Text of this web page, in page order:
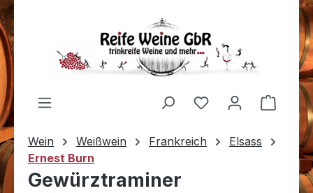
Zum Hauptinhalt springen
Du hast 0
Wein Weißwein Frankreich
Elsass
Ernest Burn
Gewürztraminer